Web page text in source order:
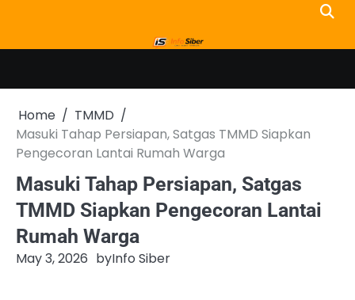
content
Home
TMMD
Masuki Tahap Persiapan, Satgas TMMD Siapkan
Pengecoran Lantai Rumah Warga
Masuki Tahap Persiapan, Satgas
TMMD Siapkan Pengecoran Lantai
Rumah Warga
May 3, 2026 byInfo Siber